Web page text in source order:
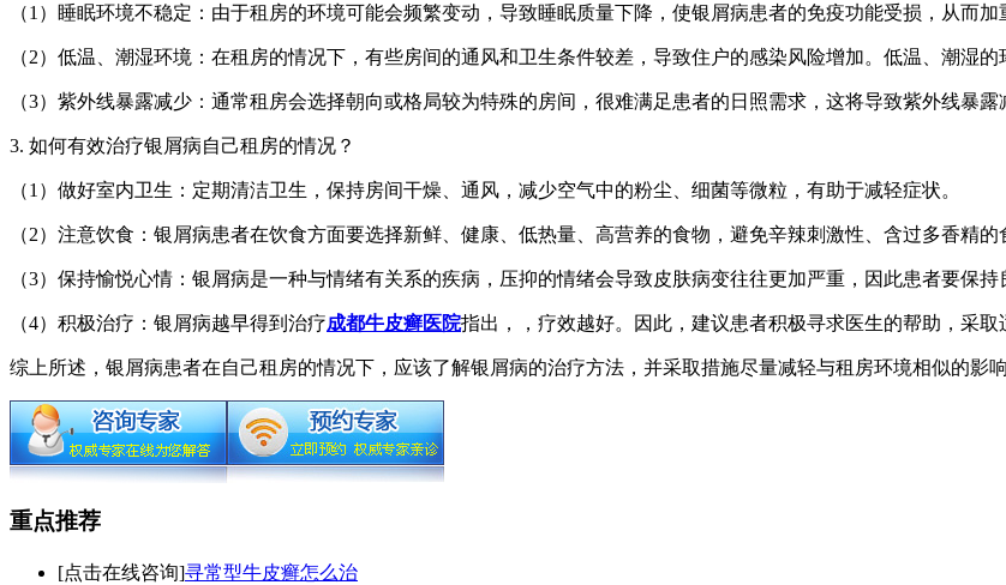
（1）睡眠环境不稳定：由于租房的环境可能会频繁变动，导致睡眠质量下降，使银屑病患者的免疫功能受损，从而加
（2）低温、潮湿环境：在租房的情况下，有些房间的通风和卫生条件较差，导致住户的感染风险增加。低温、潮湿的
（3）紫外线暴露减少：通常租房会选择朝向或格局较为特殊的房间，很难满足患者的日照需求，这将导致紫外线暴露
3. 如何有效治疗银屑病自己租房的情况？
（1）做好室内卫生：定期清洁卫生，保持房间干燥、通风，减少空气中的粉尘、细菌等微粒，有助于减轻症状。
（2）注意饮食：银屑病患者在饮食方面要选择新鲜、健康、低热量、高营养的食物，避免辛辣刺激性、含过多香精的
（3）保持愉悦心情：银屑病是一种与情绪有关系的疾病，压抑的情绪会导致皮肤病变往往更加严重，因此患者要保持
（4）积极治疗：银屑病越早得到治疗成都牛皮癣医院指出，，疗效越好。因此，建议患者积极寻求医生的帮助，采取
综上所述，银屑病患者在自己租房的情况下，应该了解银屑病的治疗方法，并采取措施尽量减轻与租房环境相似的影
重点推荐
[点击在线咨询]寻常型牛皮癣怎么治